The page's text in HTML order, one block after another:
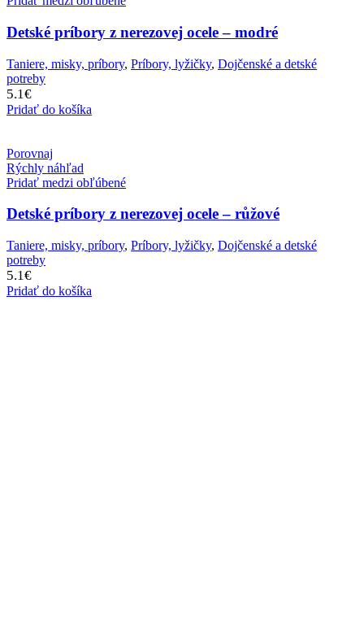
Detské príbory z nerezovej ocele – modré
Taniere, misky, príbory, Príbory, lyžičky, Dojčenské a detské
potreby
5.1€
Pridať do košíka
Porovnaj
Rýchly náhľad
Pridať medzi obľúbené
Detské príbory z nerezovej ocele – růžové
Taniere, misky, príbory, Príbory, lyžičky, Dojčenské a detské
potreby
5.1€
Pridať do košíka